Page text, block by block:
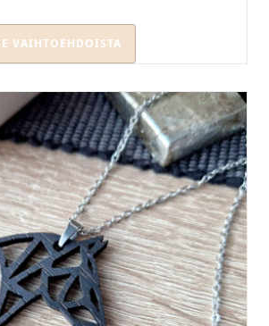
VAIHTOEHDOISTA